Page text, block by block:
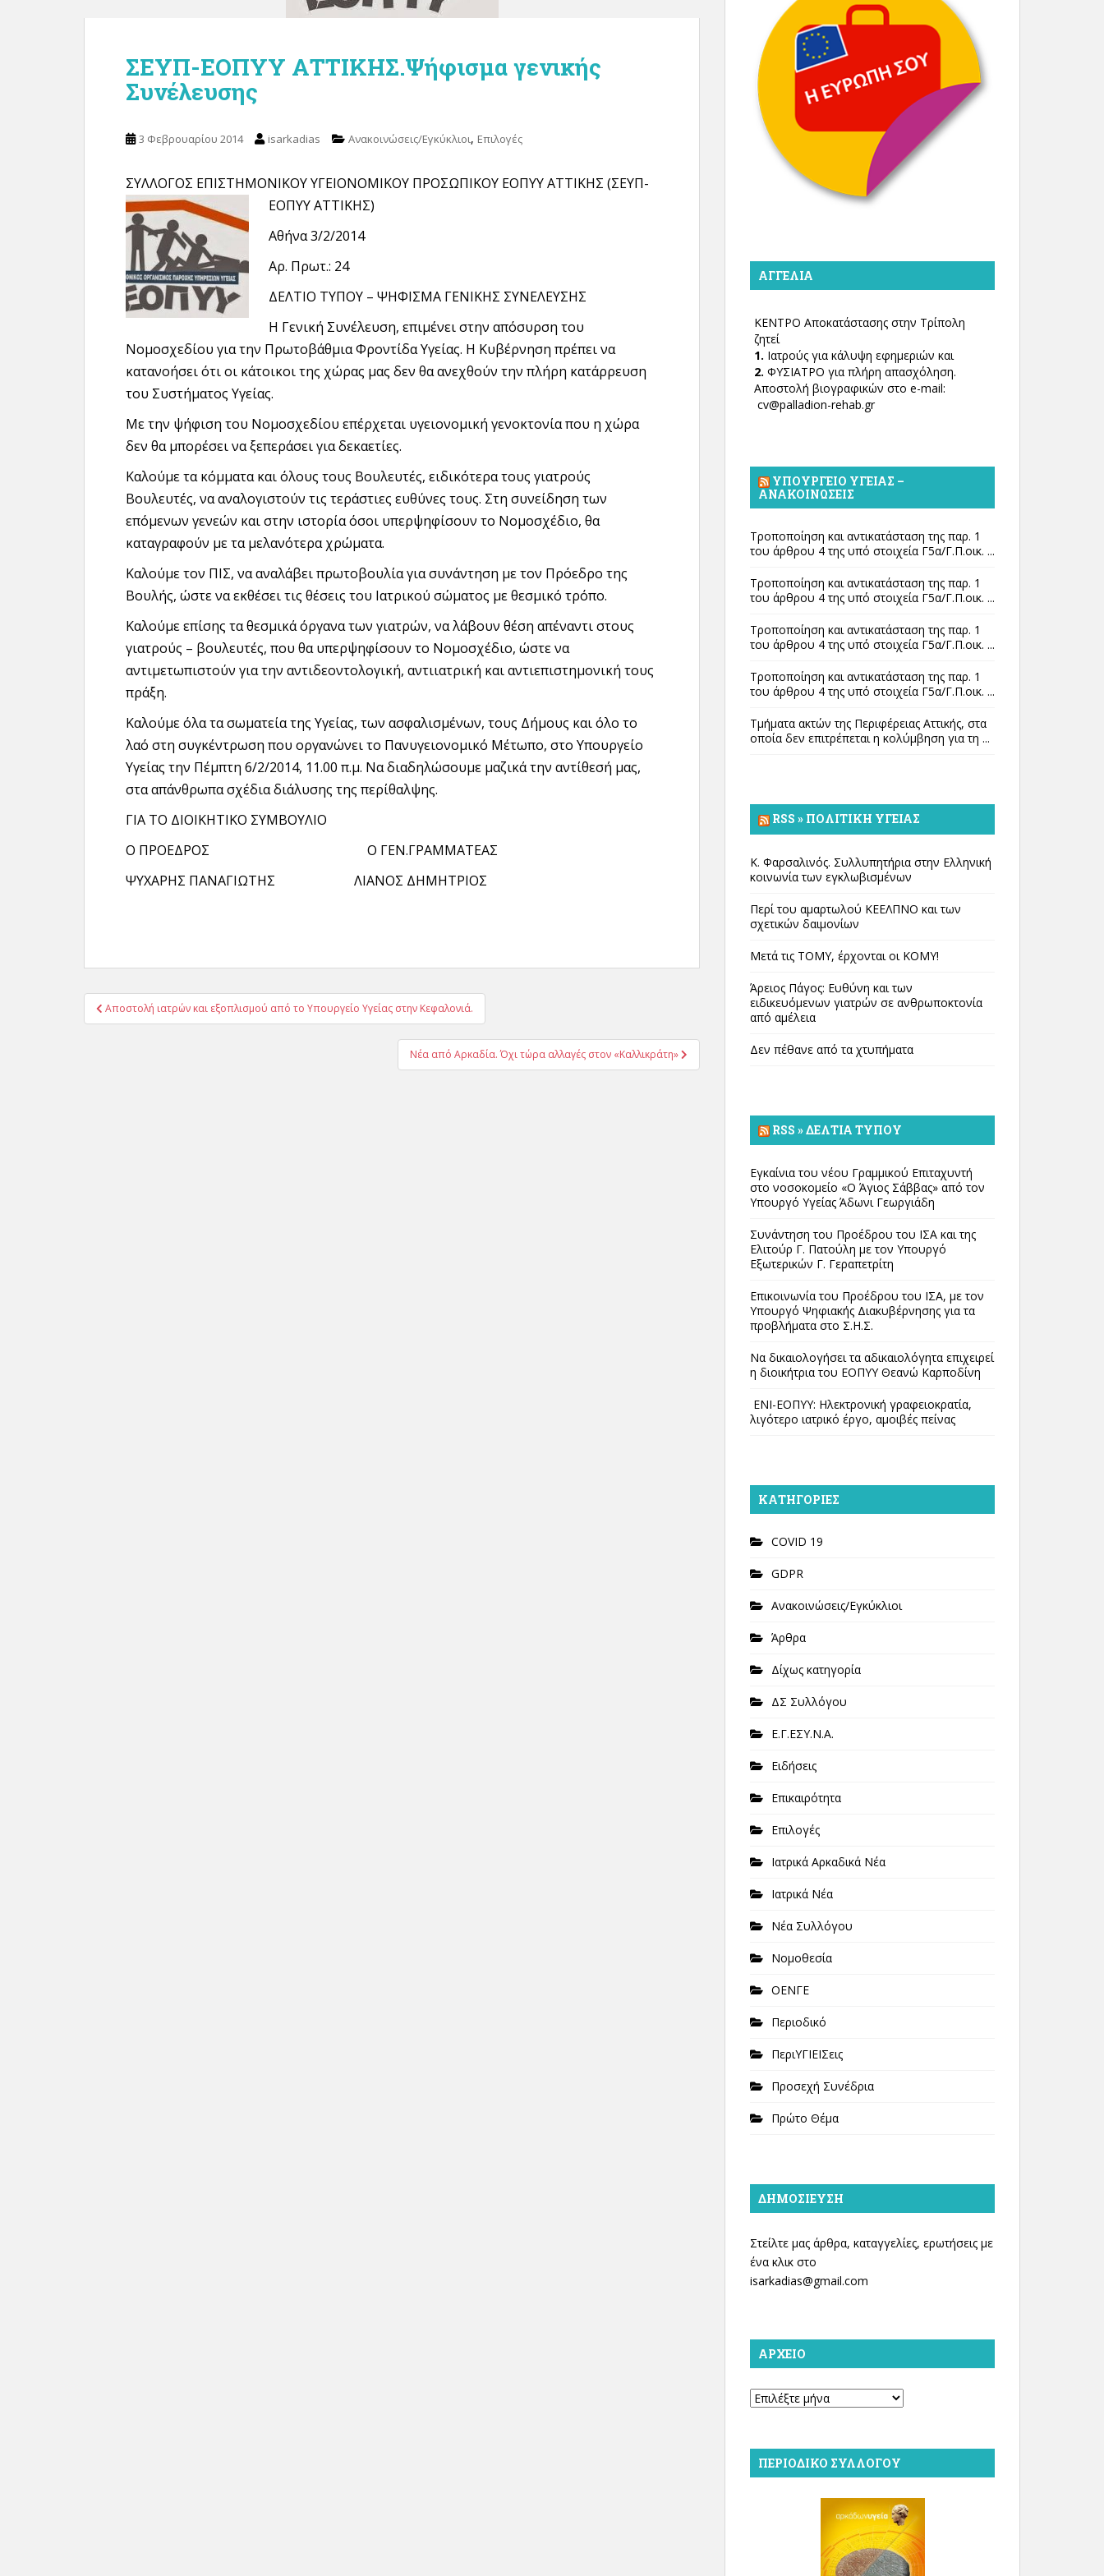
ΣΕΥΠ-ΕΟΠΥΥ ΑΤΤΙΚΗΣ.Ψήφισμα γενικής
Συνέλευσης
3 Φεβρουαρίου 2014 isarkadias Ανακοινώσεις/Εγκύκλιοι, Επιλογές
ΣΥΛΛΟΓΟΣ ΕΠΙΣΤΗΜΟΝΙΚΟΥ ΥΓΕΙΟΝΟΜΙΚΟΥ ΠΡΟΣΩΠΙΚΟΥ ΕΟΠΥΥ ΑΤΤΙΚΗΣ (ΣΕΥΠ-
ΕΟΠΥΥ ΑΤΤΙΚΗΣ)
Αθήνα 3/2/2014
Αρ. Πρωτ.: 24
ΔΕΛΤΙΟ ΤΥΠΟΥ – ΨΗΦΙΣΜΑ ΓΕΝΙΚΗΣ ΣΥΝΕΛΕΥΣΗΣ
Η Γενική Συνέλευση, επιμένει στην απόσυρση του
Νομοσχεδίου για την Πρωτοβάθμια Φροντίδα Υγείας. H Κυβέρνηση πρέπει να
κατανοήσει ότι οι κάτοικοι της χώρας μας δεν θα ανεχθούν την πλήρη κατάρρευση
του Συστήματος Υγείας.
Με την ψήφιση του Νομοσχεδίου επέρχεται υγειονομική γενοκτονία που η χώρα
δεν θα μπορέσει να ξεπεράσει για δεκαετίες.
Καλούμε τα κόμματα και όλους τους Βουλευτές, ειδικότερα τους γιατρούς
Βουλευτές, να αναλογιστούν τις τεράστιες ευθύνες τους. Στη συνείδηση των
επόμενων γενεών και στην ιστορία όσοι υπερψηφίσουν το Νομοσχέδιο, θα
καταγραφούν με τα μελανότερα χρώματα.
Καλούμε τον ΠΙΣ, να αναλάβει πρωτοβουλία για συνάντηση με τον Πρόεδρο της
Βουλής, ώστε να εκθέσει τις θέσεις του Ιατρικού σώματος με θεσμικό τρόπο.
Καλούμε επίσης τα θεσμικά όργανα των γιατρών, να λάβουν θέση απέναντι στους
γιατρούς – βουλευτές, που θα υπερψηφίσουν το Νομοσχέδιο, ώστε να
αντιμετωπιστούν για την αντιδεοντολογική, αντιιατρική και αντιεπιστημονική τους
πράξη.
Καλούμε όλα τα σωματεία της Υγείας, των ασφαλισμένων, τους Δήμους και όλο το
λαό στη συγκέντρωση που οργανώνει το Πανυγειονομικό Μέτωπο, στο Υπουργείο
Υγείας την Πέμπτη 6/2/2014, 11.00 π.μ. Να διαδηλώσουμε μαζικά την αντίθεσή μας,
στα απάνθρωπα σχέδια διάλυσης της περίθαλψης.
ΓΙΑ ΤΟ ΔΙΟΙΚΗΤΙΚΟ ΣΥΜΒΟΥΛΙΟ
Ο ΠΡΟΕΔΡΟΣ Ο ΓΕΝ.ΓΡΑΜΜΑΤΕΑΣ
ΨΥΧΑΡΗΣ ΠΑΝΑΓΙΩΤΗΣ ΛΙΑΝΟΣ ΔΗΜΗΤΡΙΟΣ
Πλοήγηση
άρθρων
Αποστολή ιατρών και εξοπλισμού από το Υπουργείο Υγείας στην Κεφαλονιά.
Νέα από Αρκαδία. Όχι τώρα αλλαγές στον «Καλλικράτη»
ΑΓΓΕΛΊΑ
ΚΕΝΤΡΟ Αποκατάστασης στην Τρίπολη
ζητεί
1. Ιατρούς για κάλυψη εφημεριών και
2. ΦΥΣΙΑΤΡΟ για πλήρη απασχόληση.
Αποστολή βιογραφικών στο e-mail:
cv@palladion-rehab.gr
ΥΠΟΥΡΓΕΊΟ ΥΓΕΊΑΣ –
ΑΝΑΚΟΙΝΏΣΕΙΣ
Τροποποίηση και αντικατάσταση της παρ. 1
του άρθρου 4 της υπό στοιχεία Γ5α/Γ.Π.οικ. ...
Τροποποίηση και αντικατάσταση της παρ. 1
του άρθρου 4 της υπό στοιχεία Γ5α/Γ.Π.οικ. ...
Τροποποίηση και αντικατάσταση της παρ. 1
του άρθρου 4 της υπό στοιχεία Γ5α/Γ.Π.οικ. ...
Τροποποίηση και αντικατάσταση της παρ. 1
του άρθρου 4 της υπό στοιχεία Γ5α/Γ.Π.οικ. ...
Τμήματα ακτών της Περιφέρειας Αττικής, στα
οποία δεν επιτρέπεται η κολύμβηση για τη ...
RSS » ΠΟΛΙΤΙΚΉ ΥΓΕΊΑΣ
Κ. Φαρσαλινός. Συλλυπητήρια στην Ελληνική
κοινωνία των εγκλωβισμένων
Περί του αμαρτωλού ΚΕΕΛΠΝΟ και των
σχετικών δαιμονίων
Μετά τις ΤΟΜΥ, έρχονται οι ΚΟΜΥ!
Άρειος Πάγος: Ευθύνη και των
ειδικευόμενων γιατρών σε ανθρωποκτονία
από αμέλεια
Δεν πέθανε από τα χτυπήματα
RSS » ΔΕΛΤΊΑ ΤΎΠΟΥ
Εγκαίνια του νέου Γραμμικού Επιταχυντή
στο νοσοκομείο «Ο Άγιος Σάββας» από τον
Υπουργό Υγείας Άδωνι Γεωργιάδη
Συνάντηση του Προέδρου του ΙΣΑ και της
Ελιτούρ Γ. Πατούλη με τον Υπουργό
Εξωτερικών Γ. Γεραπετρίτη
Επικοινωνία του Προέδρου του ΙΣΑ, με τον
Υπουργό Ψηφιακής Διακυβέρνησης για τα
προβλήματα στο Σ.Η.Σ.
Να δικαιολογήσει τα αδικαιολόγητα επιχειρεί
η διοικήτρια του ΕΟΠΥΥ Θεανώ Καρποδίνη
ΕΝΙ-ΕΟΠΥΥ: Ηλεκτρονική γραφειοκρατία,
λιγότερο ιατρικό έργο, αμοιβές πείνας
KΑΤΗΓΟΡΊΕΣ
COVID 19
GDPR
Ανακοινώσεις/Εγκύκλιοι
Άρθρα
Δίχως κατηγορία
ΔΣ Συλλόγου
Ε.Γ.ΕΣΥ.Ν.Α.
Ειδήσεις
Επικαιρότητα
Επιλογές
Ιατρικά Αρκαδικά Νέα
Ιατρικά Νέα
Νέα Συλλόγου
Νομοθεσία
ΟΕΝΓΕ
Περιοδικό
ΠεριΥΓΙΕΙΣεις
Προσεχή Συνέδρια
Πρώτο Θέμα
ΔΗΜΟΣΊΕΥΣΗ
Στείλτε μας άρθρα, καταγγελίες, ερωτήσεις με
ένα κλικ στο
isarkadias@gmail.com
ΑΡΧΕΊΟ
Αρχείο
ΠΕΡΙΟΔΙΚΌ ΣΥΛΛΌΓΟΥ